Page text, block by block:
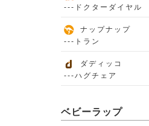
---ドクターダイヤル
ナップナップ
---トラン
ダディッコ
---ハグチェア
ベビーラップ